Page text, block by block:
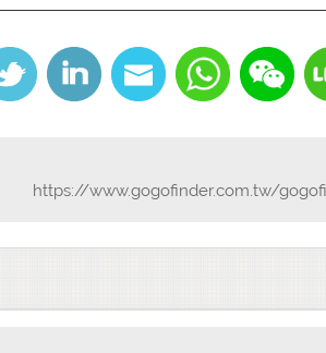
https://www.gogofinder.com.tw/